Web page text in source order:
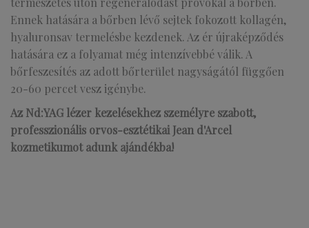
Ennek hatására a bőrben lévő sejtek fokozott kollagén,
hyaluronsav termelésbe kezdenek. Az ér újraképződés
hatására ez a folyamat még intenzívebbé válik. A
bőrfeszesítés az adott bőrterület nagyságától függően
20-60 percet vesz igénybe.
Az Nd:YAG lézer kezelésekhez személyre szabott,
professzionális orvos-esztétikai Jean d'Arcel
kozmetikumot adunk ajándékba!